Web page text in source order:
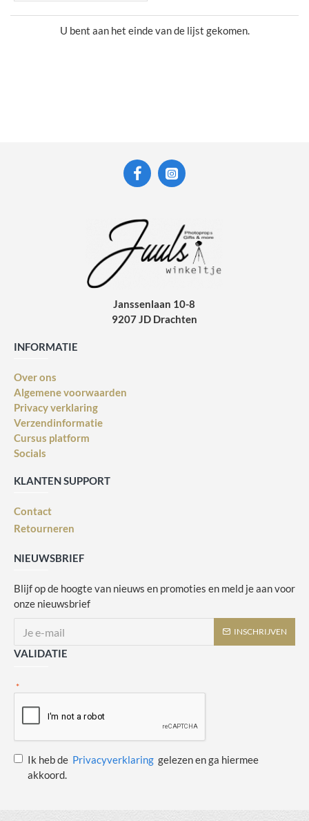
U bent aan het einde van de lijst gekomen.
Janssenlaan 10-8
9207 JD Drachten
INFORMATIE
Over ons
Algemene voorwaarden
Privacy verklaring
Verzendinformatie
Cursus platform
Socials
KLANTEN SUPPORT
Contact
Retourneren
NIEUWSBRIEF
Blijf op de hoogte van nieuws en promoties en meld je aan voor
onze nieuwsbrief
INSCHRIJVEN
VALIDATIE
Ik heb de Privacyverklaring gelezen en ga hiermee
akkoord.